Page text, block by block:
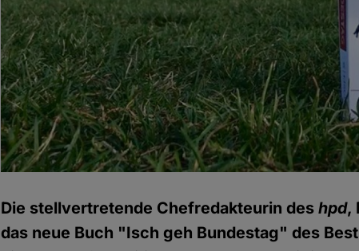
Die stellvertretende Chefredakteurin deshpd,
das neue Buch "Isch geh Bundestag" des